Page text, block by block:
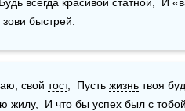
зови быстрей.
свой тост,  Пусть жизнь твоя
жилу,  И что бы успех был с